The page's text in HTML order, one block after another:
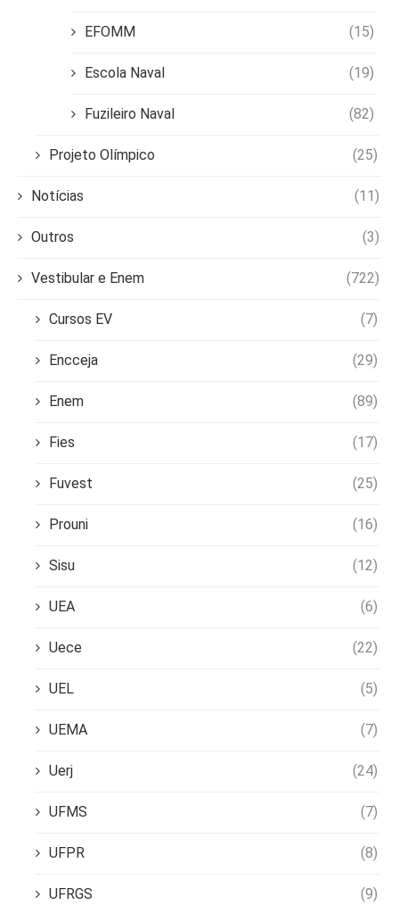
EFOMM (15)
Escola Naval (19)
Fuzileiro Naval (82)
Projeto Olímpico (25)
Notícias (11)
Outros (3)
Vestibular e Enem (722)
Cursos EV (7)
Encceja (29)
Enem (89)
Fies (17)
Fuvest (25)
Prouni (16)
Sisu (12)
UEA (6)
Uece (22)
UEL (5)
UEMA (7)
Uerj (24)
UFMS (7)
UFPR (8)
UFRGS (9)